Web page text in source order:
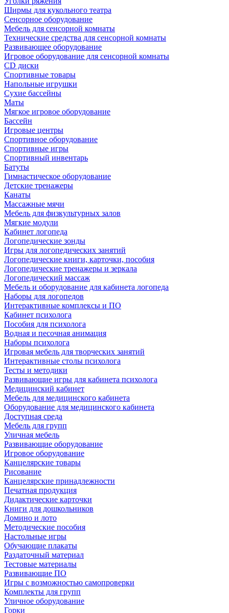
Ширмы для кукольного театра
Сенсорное оборудование
Мебель для сенсорной комнаты
Технические средства для сенсорной комнаты
Развивающее оборудование
Игровое оборудование для сенсорной комнаты
CD диски
Спортивные товары
Напольные игрушки
Сухие бассейны
Маты
Мягкое игровое оборудование
Бассейн
Игровые центры
Спортивное оборудование
Спортивные игры
Спортивный инвентарь
Батуты
Гимнастическое оборудование
Детские тренажеры
Канаты
Массажные мячи
Мебель для физкультурных залов
Мягкие модули
Кабинет логопеда
Логопедические зонды
Игры для логопедических занятий
Логопедические книги, карточки, пособия
Логопедические тренажеры и зеркала
Логопедический массаж
Мебель и оборудование для кабинета логопеда
Наборы для логопедов
Интерактивные комплексы и ПО
Кабинет психолога
Пособия для психолога
Водная и песочная анимация
Наборы психолога
Игровая мебель для творческих занятий
Интерактивные столы психолога
Тесты и методики
Развивающие игры для кабинета психолога
Медицинский кабинет
Мебель для медицинского кабинета
Оборудование для медицинского кабинета
Доступная среда
Мебель для групп
Уличная мебель
Развивающие оборудование
Игровое оборудование
Канцелярские товары
Рисование
Канцелярские принадлежности
Печатная продукция
Дидактические карточки
Книги для дошкольников
Домино и лото
Методические пособия
Настольные игры
Обучающие плакаты
Раздаточный материал
Тестовые материалы
Развивающие ПО
Игры с возможностью самопроверки
Комплекты для групп
Уличное оборудование
Горки